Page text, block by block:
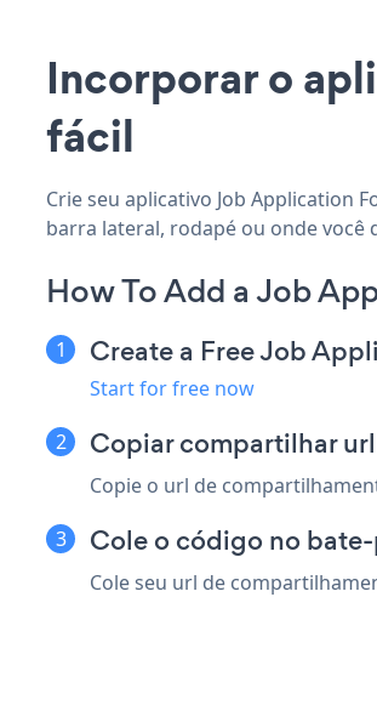
Incorporar o
fácil
Crie seu aplicativo Job Application
barra lateral, rodapé ou onde você
How To Add a Job
Create a Free Job
Start for free now
Copiar compartilhar url
Copie o url de
Cole o código no
Cole seu url de